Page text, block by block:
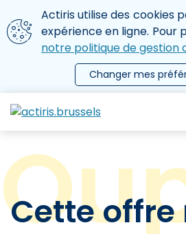
Aller au contenu principal
Nous utilisons des cookies
Actiris utilise des cookies
expérience en ligne. Pour
notre politique de gestion
Changer mes
le menu
Cette offre